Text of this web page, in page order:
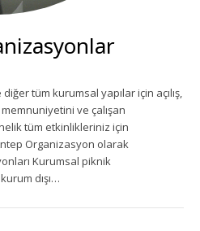
tüm kurumsal yapılar için açılış,
ve çalışan
tüm etkinlikleriniz için
Organizasyon olarak
Kurumsal piknik
dışı…